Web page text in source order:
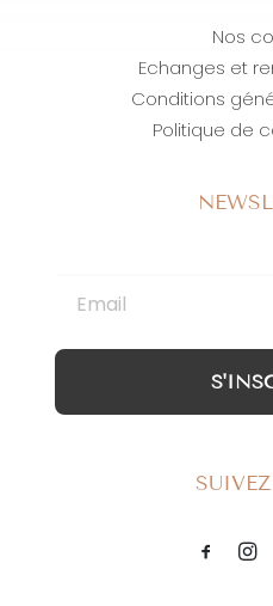
Nos
Echanges et
Conditions
Politique de